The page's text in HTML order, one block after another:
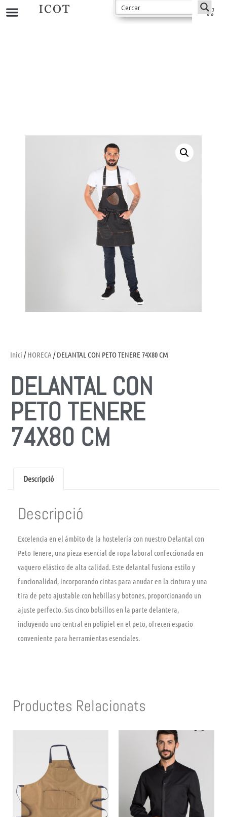
Inici /HORECA / DELANTAL CON PETO TENERE 74X80 CM
DELANTAL CON
PETO TENERE
74X80 CM
Descripció
Descripció
Excelencia en el ámbito de la hostelería con nuestro Delantal con
Peto Tenere, una pieza esencial de ropa laboral confeccionada en
vaquero elástico de alta calidad. Este delantal fusiona estilo y
funcionalidad, incorporando cintas para anudar en la cintura y una
tira de peto ajustable con hebillas y botones, proporcionando un
ajuste perfecto. Sus cinco bolsillos en la parte delantera,
incluyendo uno central en polipiel en el peto, ofrecen espacio
conveniente para herramientas esenciales.
Productes Relacionats